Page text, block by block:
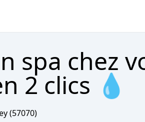
spa chez
2 clics 💧
(57070)